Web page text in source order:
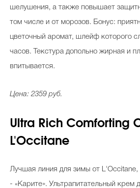
шелушения, а также повышает
том числе и от морозов. Бонус:
цветочный аромат, шлейф которого
часов. Текстура допольно жирная и
впитывается.
Цена: 2359 руб.
Ultra Rich Comforting
L'Occitane
Лучшая линия для зимы от L'Occitane,
- «Карите». Ультрапитательный крем